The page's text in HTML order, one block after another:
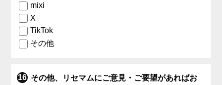
mixi
X
TikTok
その他
その他、リセマムにご意見・ご要望があればお